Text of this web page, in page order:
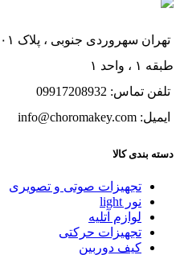
طبقه ۱ ، واحد ۱
تلفن تماس: 09917208932
ایمیل: info@choromakey.com
دسته بندی کالا
تجهیزات صوتی و تصویری
نور light
لوازم آتلیه
تجهیزات حرکتی
کیف دوربین